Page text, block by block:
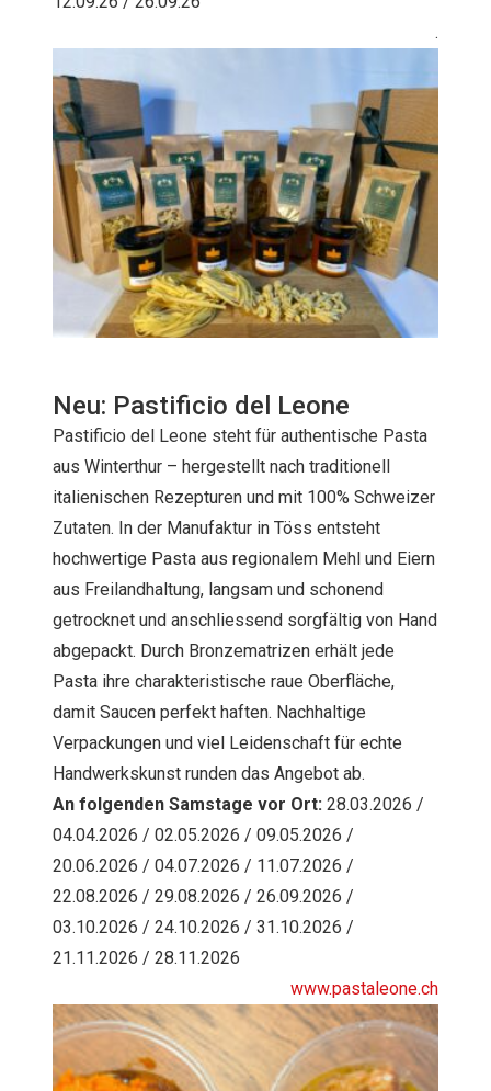
.
Neu: Pastificio del Leone
Pastificio del Leone steht für authentische Pasta
aus Winterthur – hergestellt nach traditionell
italienischen Rezepturen und mit 100% Schweizer
Zutaten. In der Manufaktur in Töss entsteht
hochwertige Pasta aus regionalem Mehl und Eiern
aus Freilandhaltung, langsam und schonend
getrocknet und anschliessend sorgfältig von Hand
abgepackt. Durch Bronzematrizen erhält jede
Pasta ihre charakteristische raue Oberfläche,
damit Saucen perfekt haften. Nachhaltige
Verpackungen und viel Leidenschaft für echte
Handwerkskunst runden das Angebot ab.
An folgenden Samstage vor Ort: 28.03.2026 /
04.04.2026 / 02.05.2026 / 09.05.2026 /
20.06.2026 / 04.07.2026 / 11.07.2026 /
22.08.2026 / 29.08.2026 / 26.09.2026 /
03.10.2026 / 24.10.2026 / 31.10.2026 /
21.11.2026 / 28.11.2026
www.pastaleone.ch